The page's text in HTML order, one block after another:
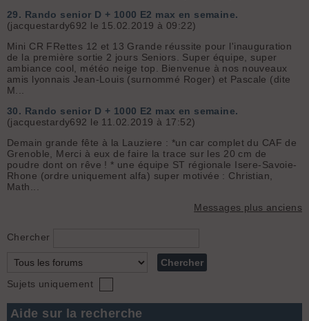
29. Rando senior D + 1000 E2 max en semaine.
(jacquestardy692 le 15.02.2019 à 09:22)
Mini CR FRettes 12 et 13 Grande réussite pour l'inauguration
de la première sortie 2 jours Seniors. Super équipe, super
ambiance cool, météo neige top. Bienvenue à nos nouveaux
amis lyonnais Jean-Louis (surnommé Roger) et Pascale (dite
M...
30. Rando senior D + 1000 E2 max en semaine.
(jacquestardy692 le 11.02.2019 à 17:52)
Demain grande fête à la Lauziere : *un car complet du CAF de
Grenoble, Merci à eux de faire la trace sur les 20 cm de
poudre dont on rêve ! * une équipe ST régionale Isere-Savoie-
Rhone (ordre uniquement alfa) super motivée : Christian,
Math...
Messages plus anciens
Chercher
Sujets uniquement
Aide sur la recherche